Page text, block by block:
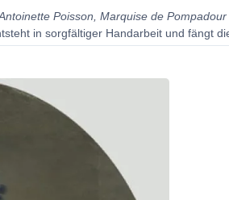
Poisson, Marquise de Pompadour
in sorgfältiger Handarbeit und fängt